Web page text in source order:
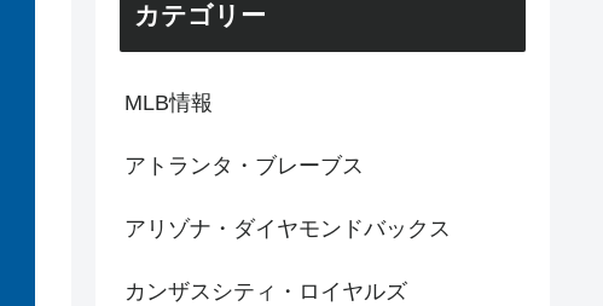
カテゴリー
MLB情報
アトランタ・ブレーブス
アリゾナ・ダイヤモンドバックス
カンザスシティ・ロイヤルズ